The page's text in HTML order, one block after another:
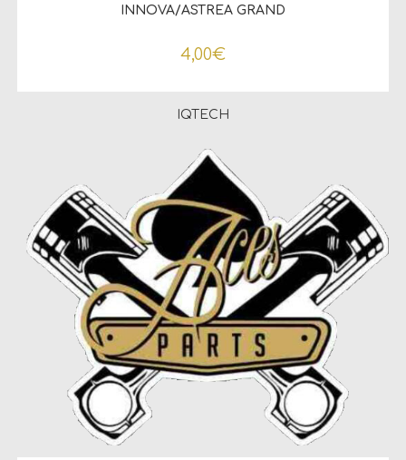
INNOVA/ASTREA GRAND
4,00€
IQTECH